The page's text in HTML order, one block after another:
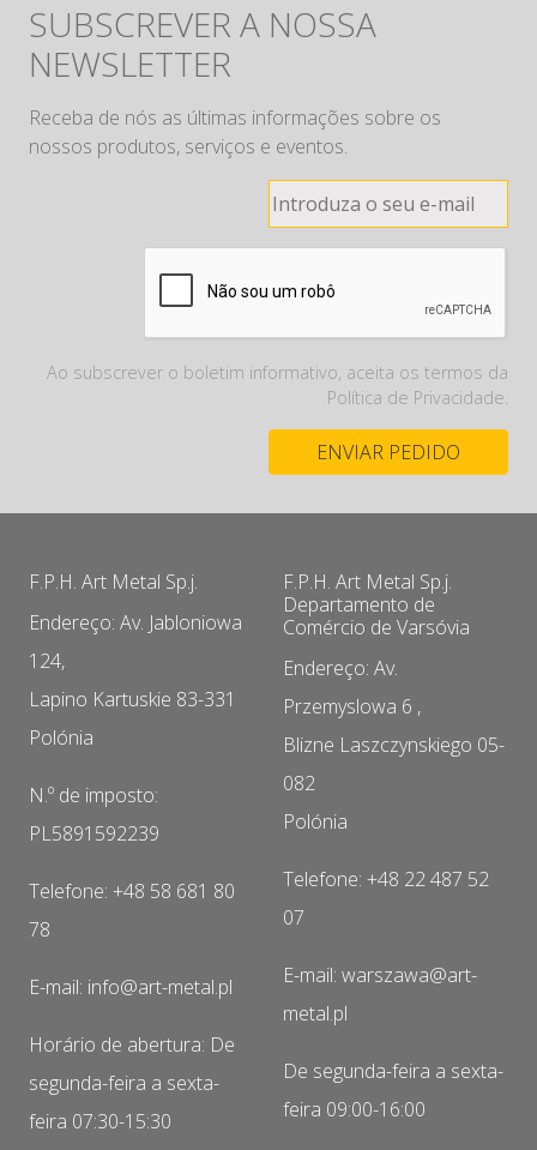
SUBSCREVER A NOSSA
NEWSLETTER
Receba de nós as últimas informações sobre os
nossos produtos, serviços e eventos.
Ao subscrever o boletim informativo, aceita os termos da
Política de Privacidade.
F.P.H. Art Metal Sp.j.
Endereço: Av. Jabloniowa
124,
Lapino Kartuskie 83-331
Polónia
N.º de imposto:
PL5891592239
Telefone: +48 58 681 80
78
E-mail: info@art-metal.pl
Horário de abertura: De
segunda-feira a sexta-
feira 07:30-15:30
F.P.H. Art Metal Sp.j.
Departamento de
Comércio de Varsóvia
Endereço: Av.
Przemyslowa 6 ,
Blizne Laszczynskiego 05-
082
Polónia
Telefone: +48 22 487 52
07
E-mail: warszawa@art-
metal.pl
De segunda-feira a sexta-
feira 09:00-16:00